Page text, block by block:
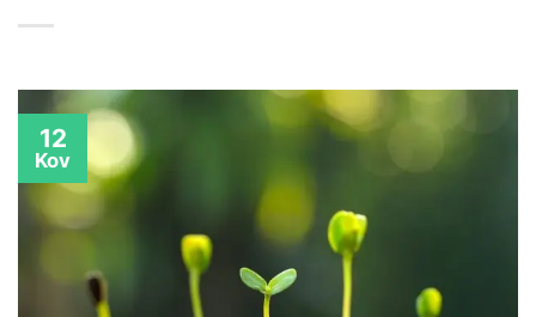
12
Kov